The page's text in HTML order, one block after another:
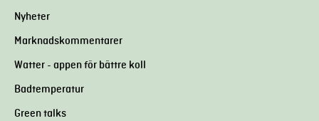
Nyheter
Marknadskommentarer
Watter - appen för bättre koll
Badtemperatur
Green talks